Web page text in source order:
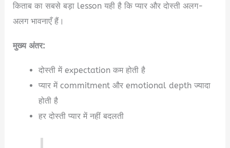
किताब का सबसे बड़ा lesson यही है कि प्यार और दोस्ती अलग-
अलग भावनाएँ हैं।
मुख्य अंतर:
दोस्ती में expectation कम होती है
प्यार में commitment और emotional depth ज्यादा
होती है
हर दोस्ती प्यार में नहीं बदलती